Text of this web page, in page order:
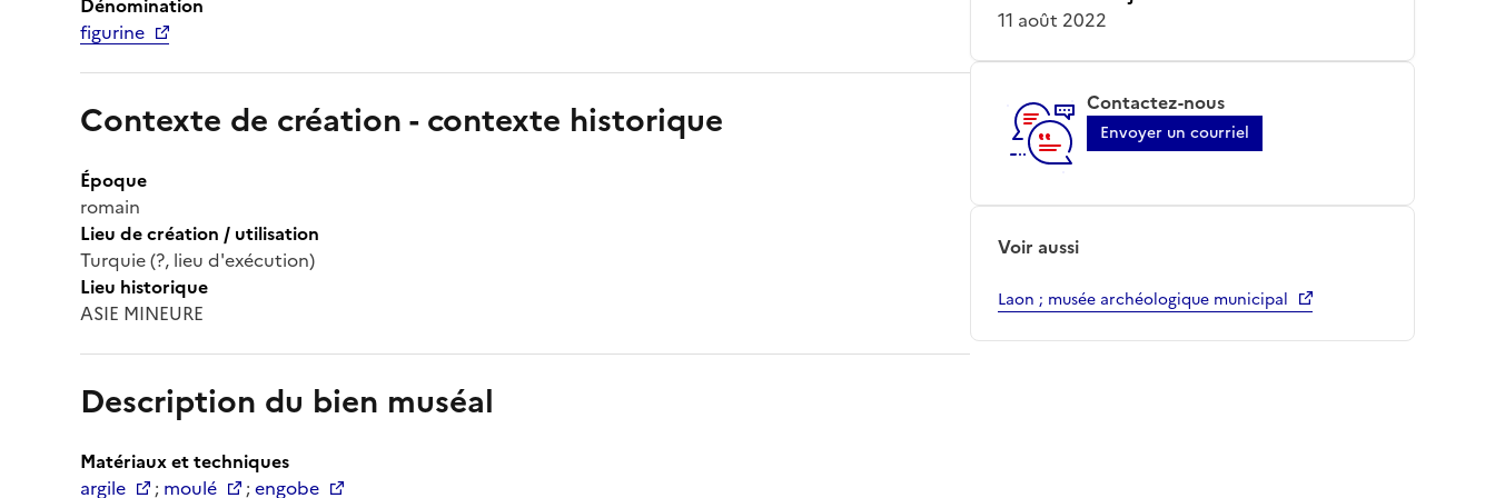
figurine
Contexte de création - contexte historique
Époque
romain
Lieu de création / utilisation
Turquie (?, lieu d'exécution)
Lieu historique
ASIE MINEURE
Description du bien muséal
Matériaux et techniques
argile
; moulé ;engobe
11 août 2022
Contactez-nous
Envoyer un courriel
Voir aussi
Laon ; musée archéologique municipal